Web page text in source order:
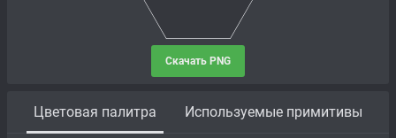
Скачать PNG
Цветовая палитра Используемые примитивы